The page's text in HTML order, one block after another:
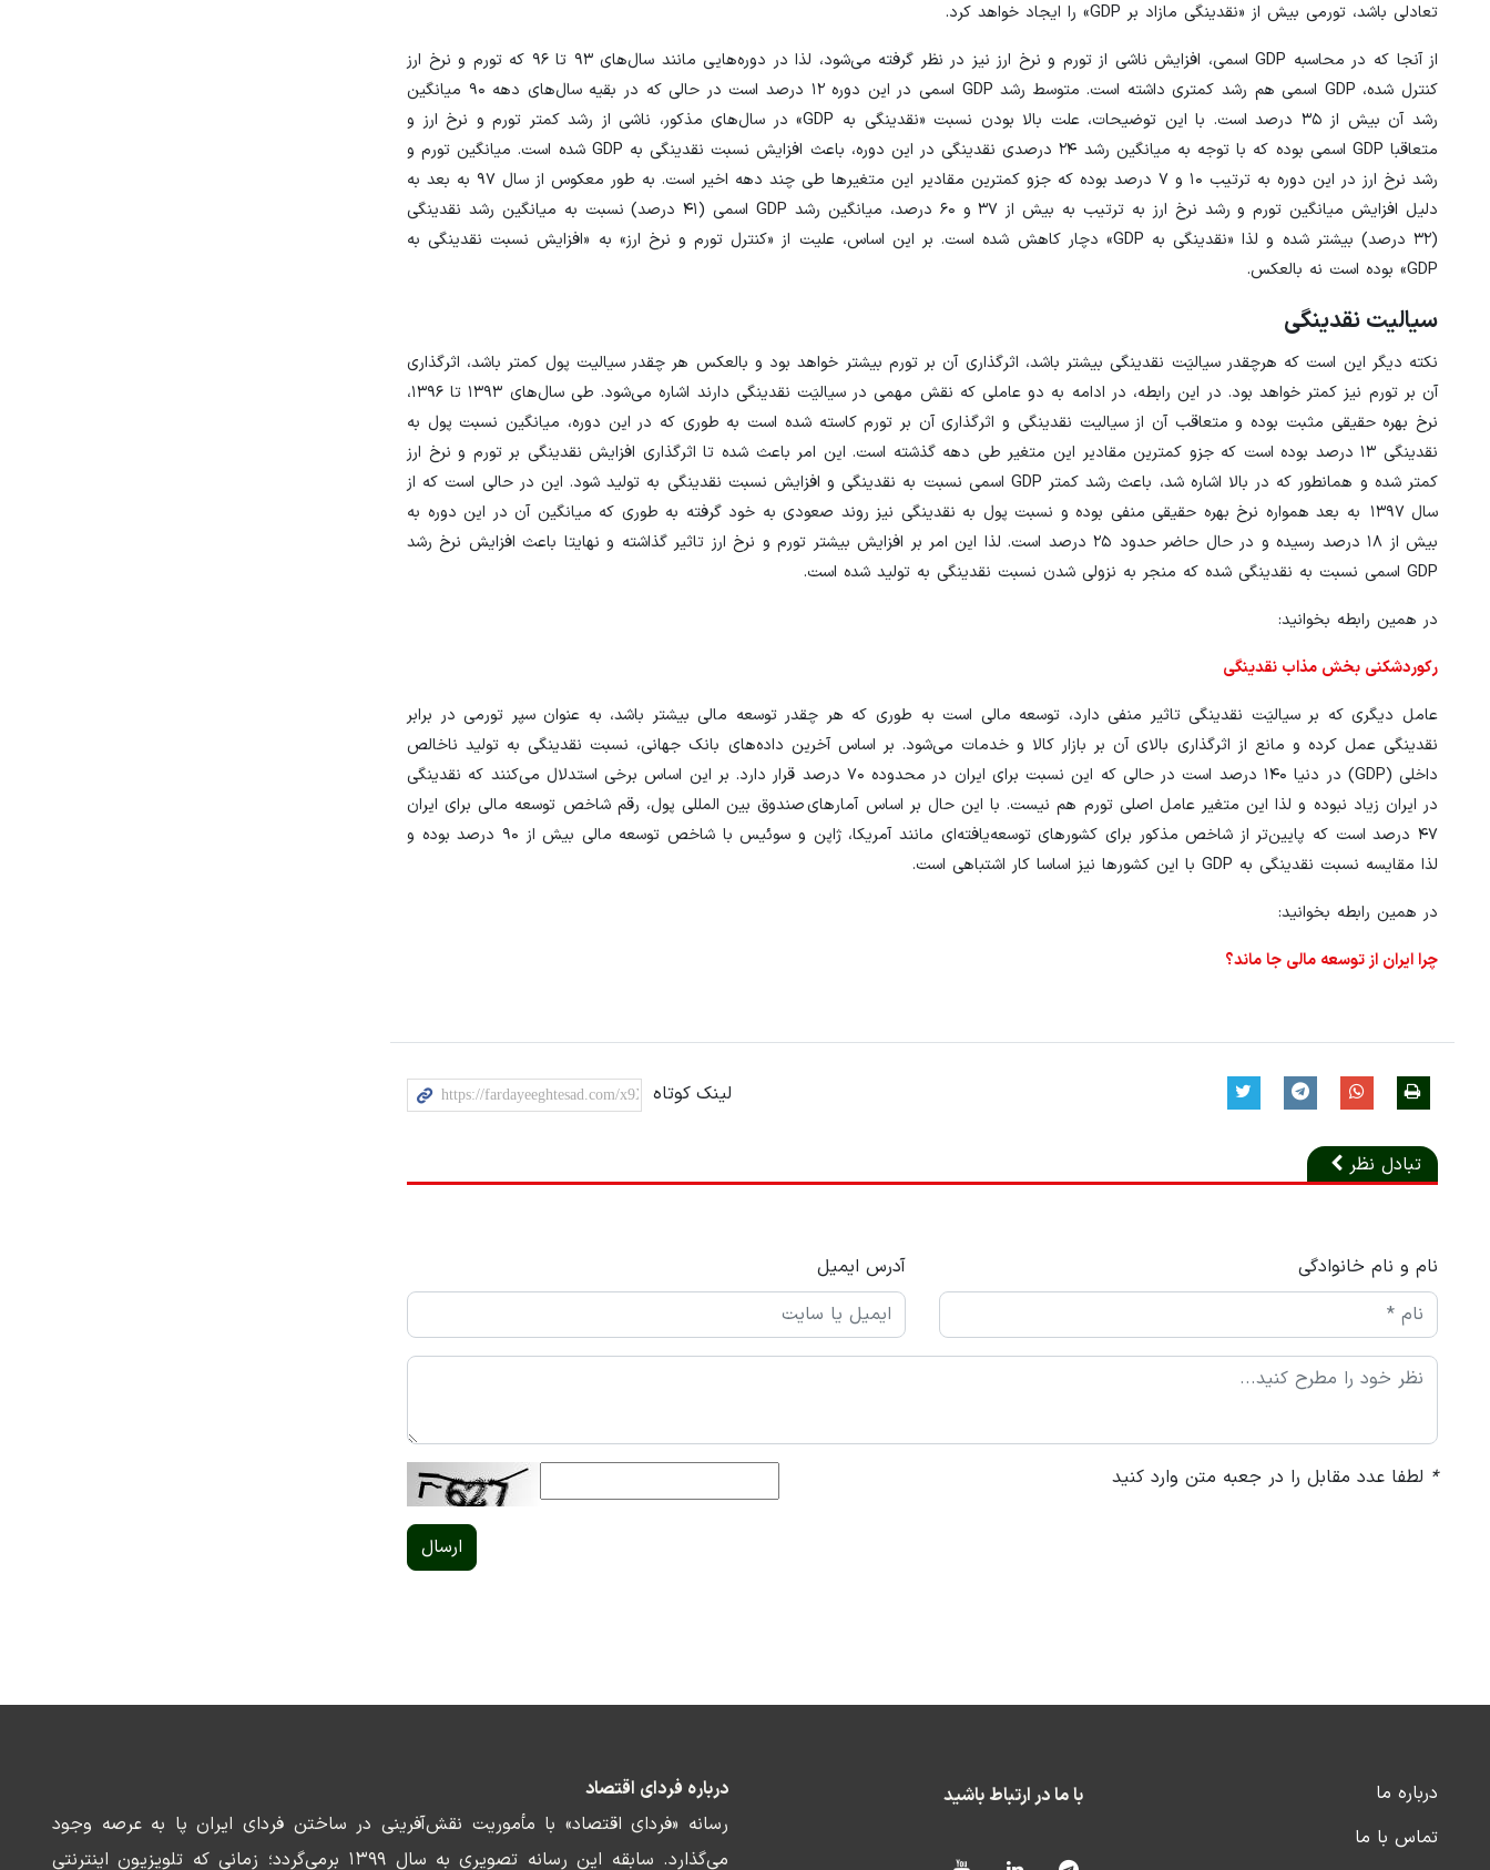
تعادلی باشد، تورمی بیش از «نقدینگی مازاد بر GDP» را ایجاد خواهد کرد.
از آنجا که در محاسبه GDP اسمی، افزایش ناشی از تورم و نرخ ارز نیز در نظر گرفته می‌شود، لذا در دوره‌هایی مانند سال‌های ۹۳ تا ۹۶ که تورم و نرخ ارز
کنترل شده، GDP اسمی هم رشد کمتری داشته است. متوسط رشد GDP اسمی در این دوره ۱۲ درصد است در حالی که در بقیه سال‌های دهه ۹۰ میانگین
رشد آن بیش از ۳۵ درصد است. با این توضیحات، علت بالا بودن نسبت «نقدینگی به GDP» در سال‌های مذکور، ناشی از رشد کمتر تورم و نرخ ارز و
متعاقبا GDP اسمی بوده که با توجه به میانگین رشد ۲۴ درصدی نقدینگی در این دوره، باعث افزایش نسبت نقدینگی به GDP شده است. میانگین تورم و
رشد نرخ ارز در این دوره به ترتیب ۱۰ و ۷ درصد بوده که جزو کمترین مقادیر این متغیرها طی چند دهه اخیر است. به طور معکوس از سال ۹۷ به بعد به
دلیل افزایش میانگین تورم و رشد نرخ ارز به ترتیب به بیش از ۳۷ و ۶۰ درصد، میانگین رشد GDP اسمی (۴۱ درصد) نسبت به میانگین رشد نقدینگی
(۳۲ درصد) بیشتر شده و لذا «نقدینگی به GDP» دچار کاهش شده است. بر این اساس، علیت از «کنترل تورم و نرخ ارز» به «افزایش نسبت نقدینگی به
GDP» بوده است نه بالعکس.
سیالیت نقدینگی
نکته دیگر این است که هرچقدر سیالیَت نقدینگی بیشتر باشد، اثرگذاری آن بر تورم بیشتر خواهد بود و بالعکس هر چقدر سیالیت پول کمتر باشد، اثرگذاری
آن بر تورم نیز کمتر خواهد بود. در این رابطه، در ادامه به دو عاملی که نقش مهمی در سیالیَت نقدینگی دارند اشاره می‌شود. طی سال‌های ۱۳۹۳ تا ۱۳۹۶،
نرخ بهره حقیقی مثبت بوده و متعاقب آن از سیالیت نقدینگی و اثرگذاری آن بر تورم کاسته شده است به طوری که در این دوره، میانگین نسبت پول به
نقدینگی ۱۳ درصد بوده است که جزو کمترین مقادیر این متغیر طی دهه گذشته است. این امر باعث شده تا اثرگذاری افزایش نقدینگی بر تورم و نرخ ارز
کمتر شده و همانطور که در بالا اشاره شد، باعث رشد کمتر GDP اسمی نسبت به نقدینگی و افزایش نسبت نقدینگی به تولید شود. این در حالی است که از
سال ۱۳۹۷ به بعد همواره نرخ بهره حقیقی منفی بوده و نسبت پول به نقدینگی نیز روند صعودی به خود گرفته به طوری که میانگین آن در این دوره به
بیش از ۱۸ درصد رسیده و در حال حاضر حدود ۲۵ درصد است. لذا این امر بر افزایش بیشتر تورم و نرخ ارز تاثیر گذاشته و نهایتا باعث افزایش نرخ رشد
GDP اسمی نسبت به نقدینگی شده که منجر به نزولی شدن نسبت نقدینگی به تولید شده است.
در همین رابطه بخوانید:
رکوردشکنی بخش مذاب نقدینگی
عامل دیگری که بر سیالیَت نقدینگی تاثیر منفی دارد، توسعه مالی است به طوری که هر چقدر توسعه‌ مالی بیشتر باشد، به عنوان سپر تورمی در برابر
نقدینگی عمل کرده و مانع از اثرگذاری بالای آن بر بازار کالا و خدمات می‌شود. بر اساس آخرین داده‌های بانک جهانی، نسبت نقدینگی به تولید ناخالص
داخلی (GDP) در دنیا ۱۴۰ درصد است در حالی که این نسبت برای ایران در محدوده ۷۰ درصد قرار دارد. بر این اساس برخی استدلال می‌کنند که نقدینگی
در ایران زیاد نبوده و لذا این متغیر عامل اصلی تورم هم نیست. با این حال بر اساس آمارهای صندوق بین المللی پول، رقم شاخص توسعه مالی برای ایران
۴۷ درصد است که پایین‌تر از شاخص مذکور برای کشورهای توسعه‌یافته‌ای مانند آمریکا، ژاپن و سوئیس با شاخص توسعه مالی بیش از ۹۰ درصد بوده و
لذا مقایسه نسبت نقدینگی به GDP با این کشورها نیز اساسا کار اشتباهی است.
در همین رابطه بخوانید:
چرا ایران از توسعه مالی جا ماند؟
لینک کوتاه
تبادل نظر
نام و نام خانوادگی آدرس ایمیل
* لطفا عدد مقابل را در جعبه متن وارد کنید
ارسال
درباره ما
تماس با ما
با ما در ارتباط باشید
درباره فردای اقتصاد
رسانه «فردای اقتصاد» با مأموریت نقش‌آفرینی در ساختن فردای ایران پا به عرصه وجود
می‌گذارد. سابقه این رسانه تصویری به سال ۱۳۹۹ برمی‌گردد؛ زمانی که تلویزیون اینترنتی